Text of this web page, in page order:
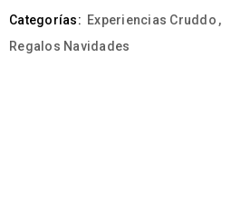
Categorías: Experiencias Cruddo ,
Regalos Navidades